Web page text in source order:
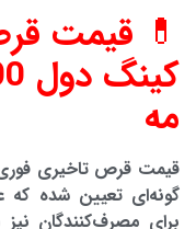
💊 قیمت
مه
گونه‌ای تعیین شده که
برای مصرف‌کنندگان